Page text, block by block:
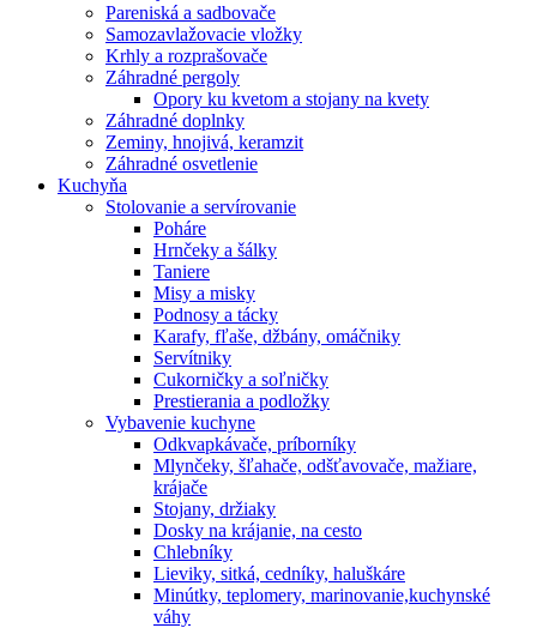
Pareniská a sadbovače
Samozavlažovacie vložky
Krhly a rozprašovače
Záhradné pergoly
Opory ku kvetom a stojany na kvety
Záhradné doplnky
Zeminy, hnojivá, keramzit
Záhradné osvetlenie
Kuchyňa
Stolovanie a servírovanie
Poháre
Hrnčeky a šálky
Taniere
Misy a misky
Podnosy a tácky
Karafy, fľaše, džbány, omáčniky
Servítniky
Cukorničky a soľničky
Prestierania a podložky
Vybavenie kuchyne
Odkvapkávače, príborníky
Mlynčeky, šľahače, odšťavovače, mažiare,
krájače
Stojany, držiaky
Dosky na krájanie, na cesto
Chlebníky
Lieviky, sitká, cedníky, haluškáre
Minútky, teplomery, marinovanie,kuchynské
váhy